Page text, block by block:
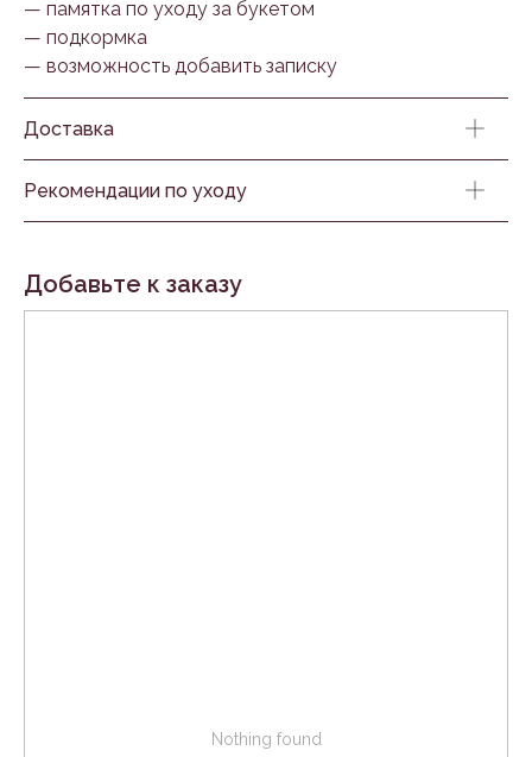
— памятка по уходу за букетом
— подкормка
— возможность добавить записку
Доставка
Рекомендации по уходу
Добавьте к заказу
Nothing found